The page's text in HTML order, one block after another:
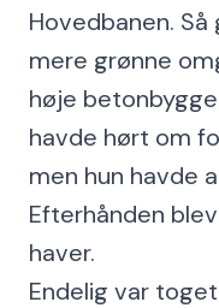
Hovedbanen.
mere grønne
høje
havde hørt om
men hun havde
Efterhånden
haver.
Endelig var